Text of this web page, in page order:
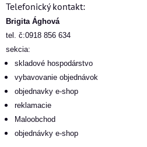
Telefonický kontakt:
Brigita Ághová
tel. č:0918 856 634
sekcia:
skladové hospodárstvo
vybavovanie objednávok
objednavky e-shop
reklamacie
Maloobchod
objednávky e-shop